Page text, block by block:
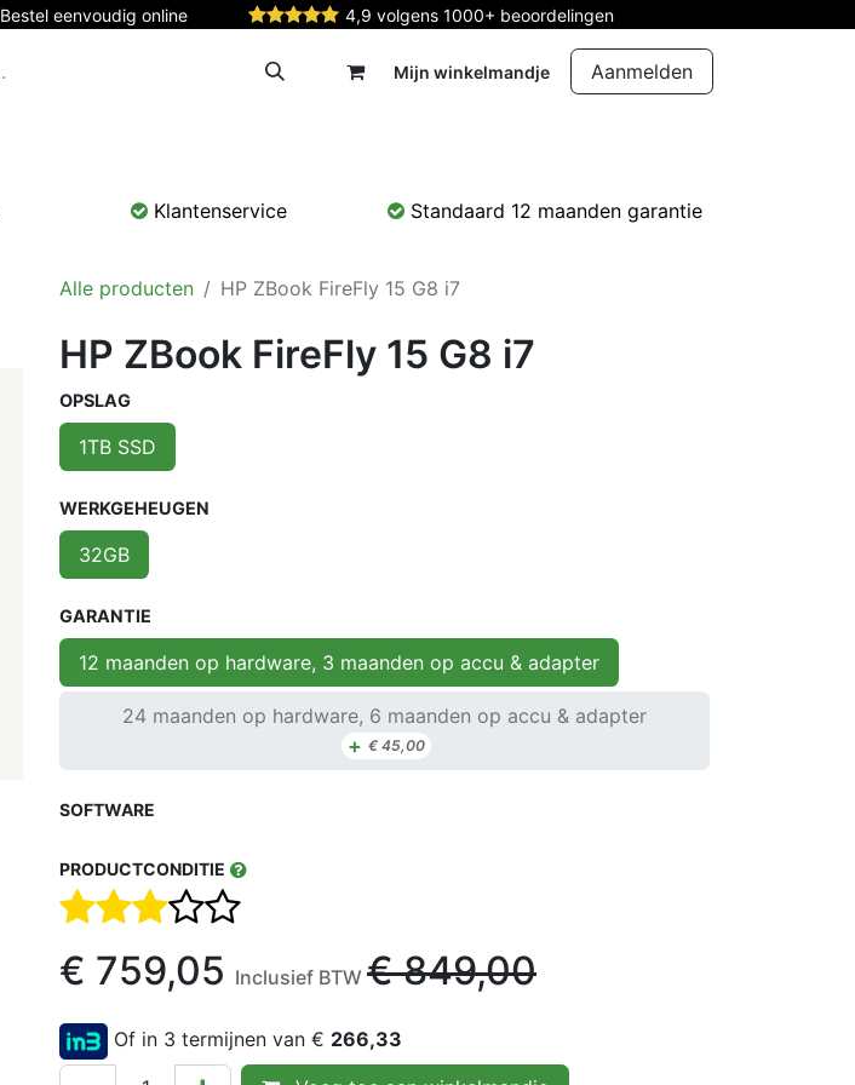
Bestel eenvoudig online 4,9 volgens 1000+ beoordelingen
Mijn winkelmandje Aanmelden
Klantenservice Standaard 12 maanden garantie
Alle producten HP ZBook FireFly 15 G8 i7
HP ZBook FireFly 15 G8 i7
OPSLAG
1TB SSD
WERKGEHEUGEN
32GB
GARANTIE
12 maanden op hardware, 3 maanden op accu & adapter
24 maanden op hardware, 6 maanden op accu & adapter
+ € 45,00
SOFTWARE
PRODUCTCONDITIE
€ 759,05 Inclusief BTW €849,00
Of in 3 termijnen van € 266,33